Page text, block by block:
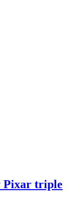
Pixar triple